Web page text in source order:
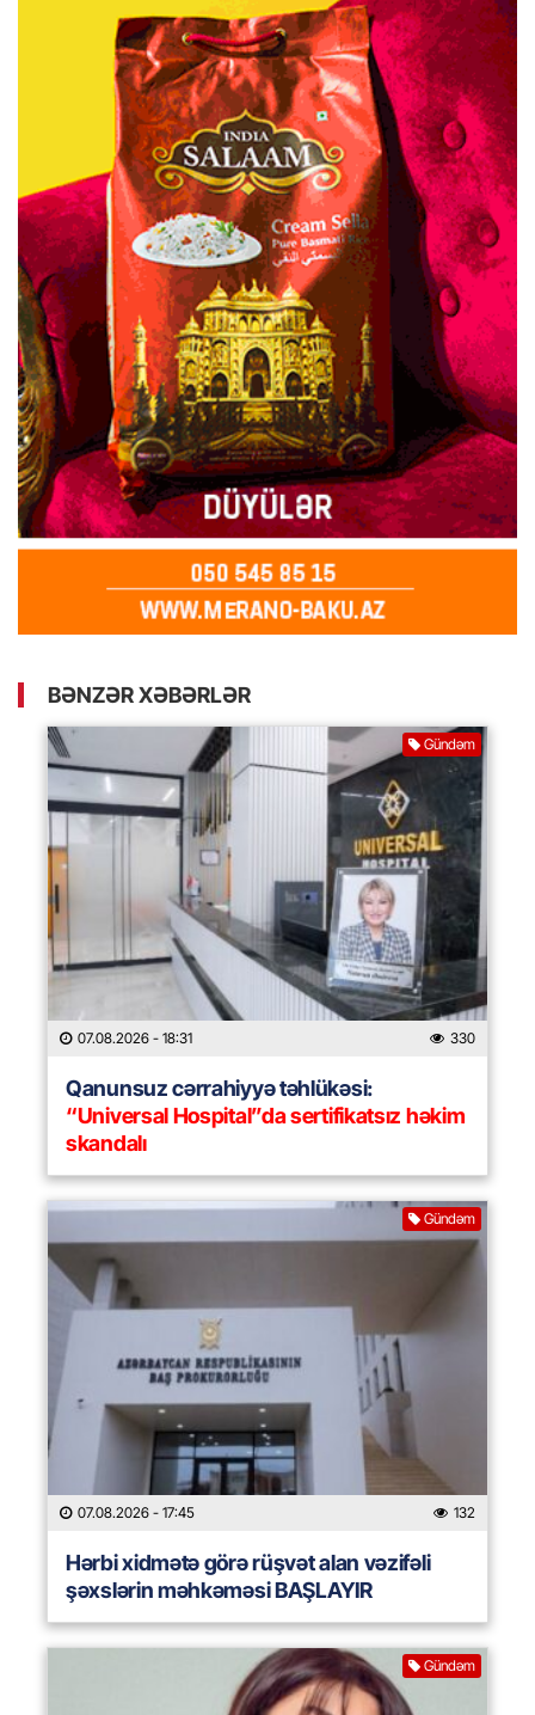
BƏNZƏR XƏBƏRLƏR
Gündəm
07.08.2026 - 18:31 330
Qanunsuz cərrahiyyə təhlükəsi:
“Universal Hospital”da sertifikatsız həkim
skandalı
Gündəm
07.08.2026 - 17:45 132
Hərbi xidmətə görə rüşvət alan vəzifəli
şəxslərin məhkəməsi BAŞLAYIR
Gündəm